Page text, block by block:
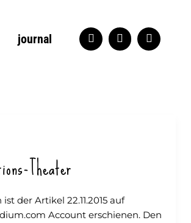
journal
Theater
der Artikel 22.11.2015 auf
Account erschienen. Den